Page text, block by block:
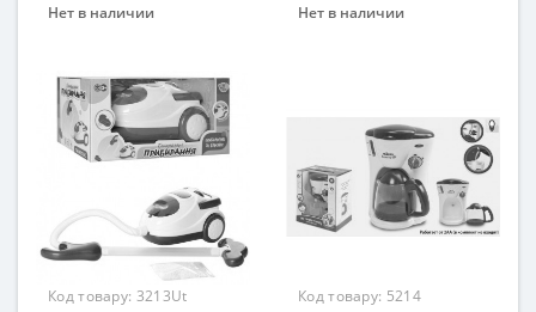
Нет в наличии
Возрастная группа
От 4 лет
Нет в наличии
Код товару: 3213Ut
Код товару: 5214